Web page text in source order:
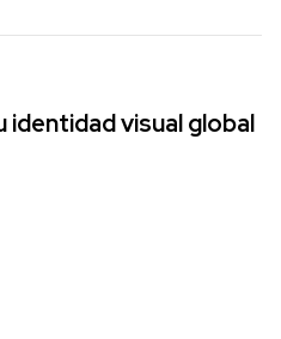
identidad visual global